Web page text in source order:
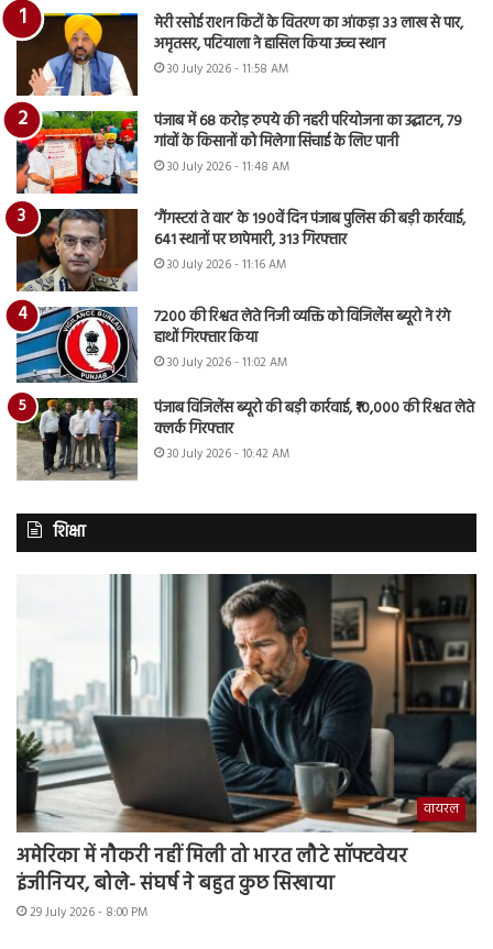
मेरी रसोई राशन किटों के वितरण का आंकड़ा 33 लाख से पार,
अमृतसर, पटियाला ने हासिल किया उच्च स्थान
30 July 2026 - 11:58 AM
पंजाब में 68 करोड़ रुपये की नहरी परियोजना का उद्घाटन, 79
गांवों के किसानों को मिलेगा सिंचाई के लिए पानी
30 July 2026 - 11:48 AM
‘गैंगस्टरां ते वार’ के 190वें दिन पंजाब पुलिस की बड़ी कार्रवाई,
641 स्थानों पर छापेमारी, 313 गिरफ्तार
30 July 2026 - 11:16 AM
7200 की रिश्वत लेते निजी व्यक्ति को विजिलेंस ब्यूरो ने रंगे
हाथों गिरफ्तार किया
30 July 2026 - 11:02 AM
पंजाब विजिलेंस ब्यूरो की बड़ी कार्रवाई, ₹10,000 की रिश्वत लेते
क्लर्क गिरफ्तार
30 July 2026 - 10:42 AM
शिक्षा
वायरल
अमेरिका में नौकरी नहीं मिली तो भारत लौटे सॉफ्टवेयर
इंजीनियर, बोले- संघर्ष ने बहुत कुछ सिखाया
29 July 2026 - 8:00 PM